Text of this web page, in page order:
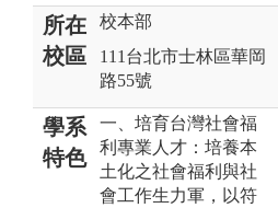
所在
校區
校本部
111台北市士林區華岡
路55號
學系
特色
一、培育台灣社會福
利專業人才：培養本
土化之社會福利與社
會工作生力軍，以符